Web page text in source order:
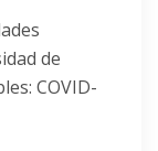
de
COVID-